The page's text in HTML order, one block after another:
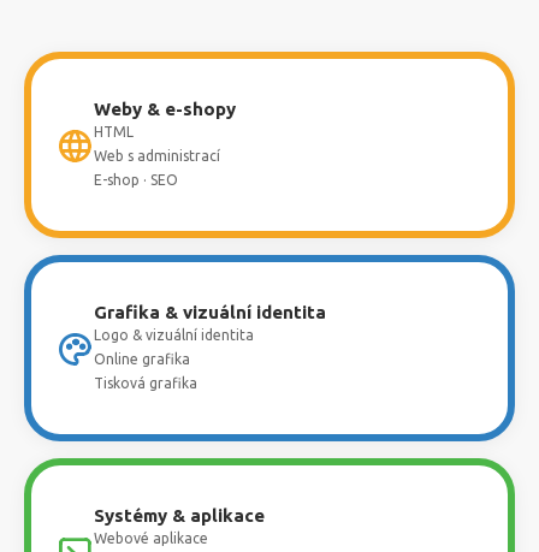
Weby & e-shopy
HTML
Web s administrací
E-shop · SEO
Grafika & vizuální identita
Logo & vizuální identita
Online grafika
Tisková grafika
Systémy & aplikace
Webové aplikace